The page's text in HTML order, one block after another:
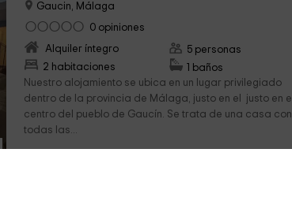
Gaucin, Málaga
0 opiniones
Alquiler íntegro
2 habitaciones
5 personas
1 baños
Nuestro alojamiento se ubica en un lugar privilegiado
dentro de la provincia de Málaga, justo en el justo en el
centro del pueblo de Gaucín. Se trata de una casa con
todas las...